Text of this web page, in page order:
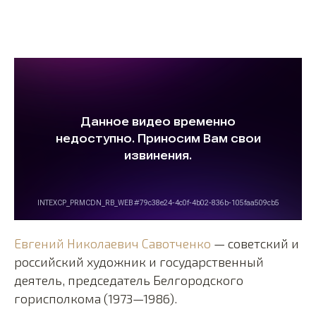
Евгений Николаевич Савотченко — советский и
российский художник и государственный
деятель, председатель Белгородского
горисполкома (1973—1986).